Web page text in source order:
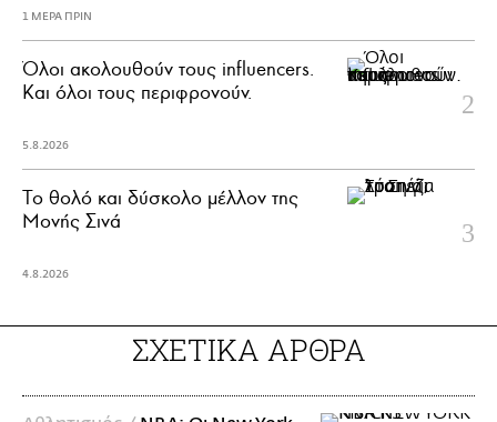
1 ΜΕΡΑ ΠΡΙΝ
Όλοι ακολουθούν τους influencers.
Και όλοι τους περιφρονούν.
5.8.2026
Το θολό και δύσκολο μέλλον της
Μονής Σινά
4.8.2026
ΣΧΕΤΙΚΑ ΑΡΘΡΑ